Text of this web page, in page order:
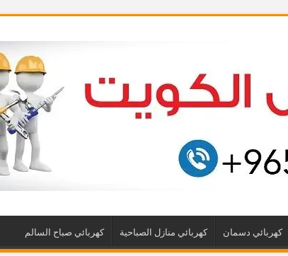
كهربائي دسمان كهربائي منازل الصباحية كهربائي صباح السالم